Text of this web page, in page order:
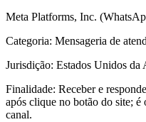
Meta Platforms, Inc.
Categoria: Mensageria de
Jurisdição: Estados Unidos da
Finalidade: Receber e
após clique no botão do site; é
canal.